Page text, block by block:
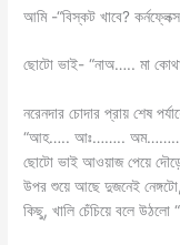
আমি -“বিস্কট খাবে?
ছোটো ভাই- “নাঅ….. মা
নরেনদার চোদার প্রায় শেষ
“আহ….. আঃ……..
ছোটো ভাই আওয়াজ পেয়ে
উপর শুয়ে আছে দুজনেই
কিছু, খালি চেঁচিয়ে বলে উঠলো